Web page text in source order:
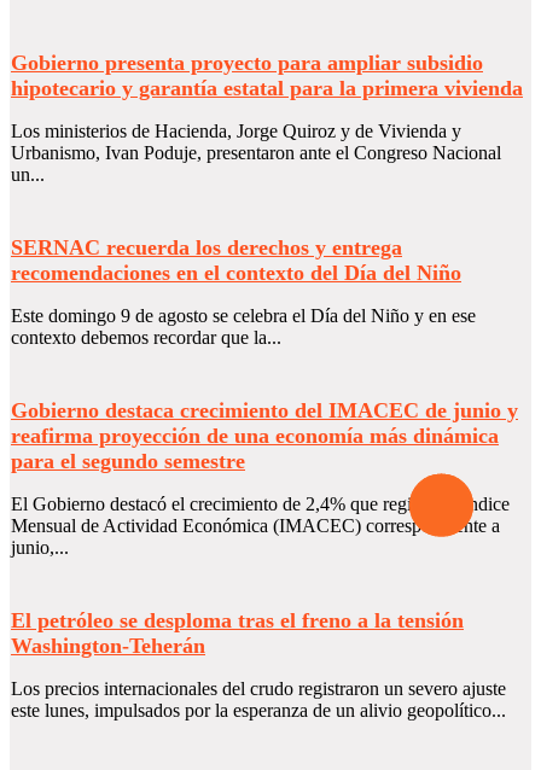
Gobierno presenta proyecto para ampliar subsidio
hipotecario y garantía estatal para la primera vivienda
Los ministerios de Hacienda, Jorge Quiroz y de Vivienda y
Urbanismo, Ivan Poduje, presentaron ante el Congreso Nacional
un...
SERNAC recuerda los derechos y entrega
recomendaciones en el contexto del Día del Niño
Este domingo 9 de agosto se celebra el Día del Niño y en ese
contexto debemos recordar que la...
Gobierno destaca crecimiento del IMACEC de junio y
reafirma proyección de una economía más dinámica
para el segundo semestre
El Gobierno destacó el crecimiento de 2,4% que registró el Índice
Mensual de Actividad Económica (IMACEC) correspondiente a
junio,...
El petróleo se desploma tras el freno a la tensión
Washington-Teherán
Los precios internacionales del crudo registraron un severo ajuste
este lunes, impulsados por la esperanza de un alivio geopolítico...